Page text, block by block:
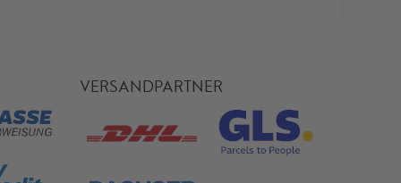
VERSANDPARTNER